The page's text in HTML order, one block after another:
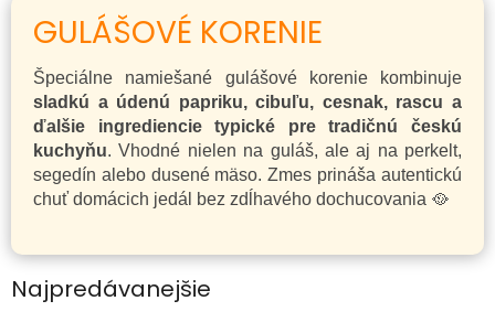
GULÁŠOVÉ KORENIE
Špeciálne namiešané gulášové korenie kombinuje
sladkú a údenú papriku, cibuľu, cesnak, rascu a
ďalšie ingrediencie typické pre tradičnú českú
kuchyňu. Vhodné nielen na guláš, ale aj na perkelt,
segedín alebo dusené mäso. Zmes prináša autentickú
chuť domácich jedál bez zdĺhavého dochucovania 🥘
Najpredávanejšie